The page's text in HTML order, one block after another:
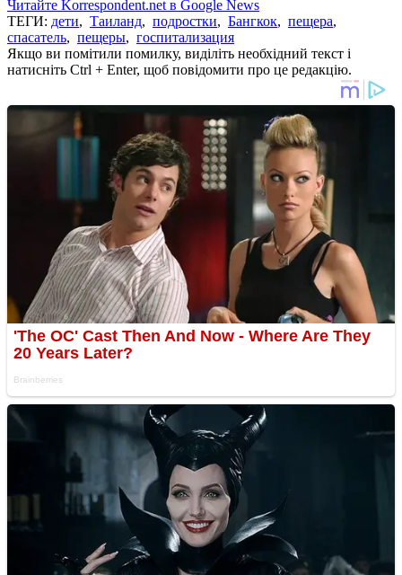
Читайте Korrespondent.net в Google News
ТЕГИ: дети, Таиланд, подростки, Бангкок, пещера,
спасатель, пещеры, госпитализация
Якщо ви помітили помилку, виділіть необхідний текст і
натисніть Ctrl + Enter, щоб повідомити про це редакцію.